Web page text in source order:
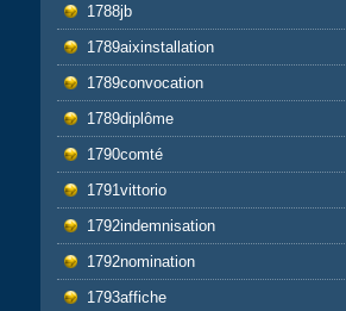
1788jb
1789aixinstallation
1789convocation
1789diplôme
1790comté
1791vittorio
1792indemnisation
1792nomination
1793affiche